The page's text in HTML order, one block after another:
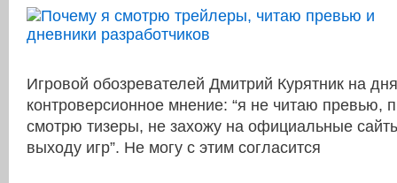
Игровой обозревателей Дмитрий Курятник на
контроверсионное мнение: “я не читаю превью,
смотрю тизеры, не захожу на официальные
выходу игр”. Не могу с этим согласится